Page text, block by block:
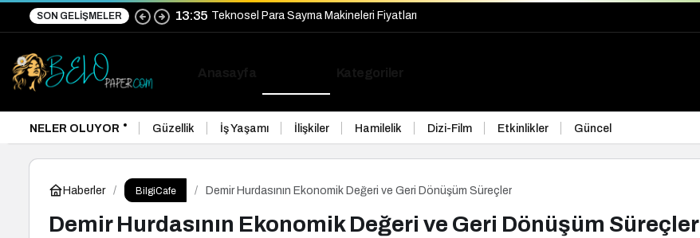
SON GELIŞMELER 13:35 Teknosel Para Sayma Makineleri Fiyatları
NELER OLUYOR Güzellik İş Yaşamı İlişkiler Hamilelik Dizi-Film Etkinlikler Güncel
Haberler BilgiCafe Demir Hurdasının Ekonomik Değeri ve Geri Dönüşüm Süreçler
Demir Hurdasının Ekonomik Değeri ve Geri Dönüşüm Süreçler